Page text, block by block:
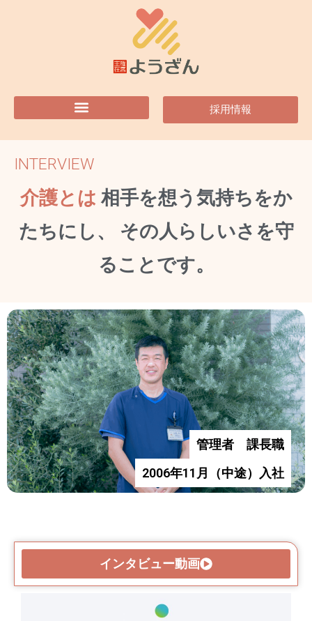
採用情報
INTERVIEW
介護とは 相手を想う気持ちをか
たちにし、 その人らしいさを守
ることです。
管理者 課長職
2006年11月（中途）入社
インタビュー動画